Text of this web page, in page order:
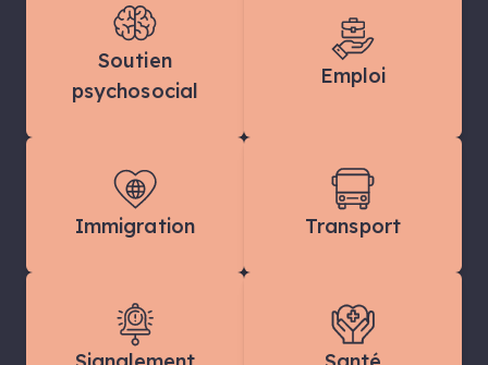
Soutien
psychosocial
Emploi
Immigration Transport